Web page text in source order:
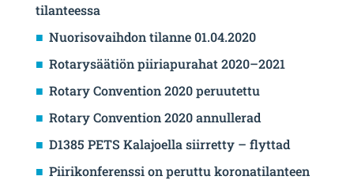
tilanteessa
Nuorisovaihdon tilanne 01.04.2020
Rotarysäätiön piiriapurahat 2020–2021
Rotary Convention 2020 peruutettu
Rotary Convention 2020 annullerad
D1385 PETS Kalajoella siirretty – flyttad
Piirikonferenssi on peruttu koronatilanteen